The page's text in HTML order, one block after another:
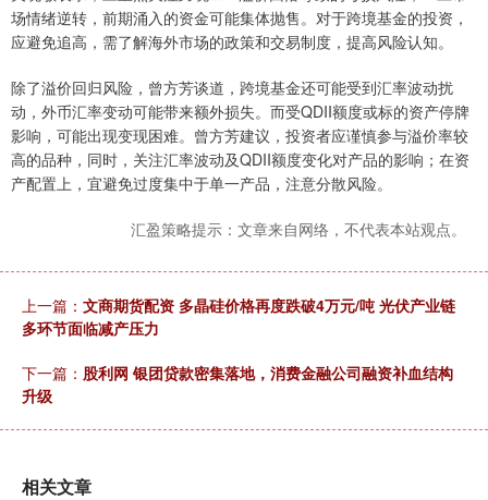
场情绪逆转，前期涌入的资金可能集体抛售。对于跨境基金的投资，
应避免追高，需了解海外市场的政策和交易制度，提高风险认知。
除了溢价回归风险，曾方芳谈道，跨境基金还可能受到汇率波动扰
动，外币汇率变动可能带来额外损失。而受QDII额度或标的资产停牌
影响，可能出现变现困难。曾方芳建议，投资者应谨慎参与溢价率较
高的品种，同时，关注汇率波动及QDII额度变化对产品的影响；在资
产配置上，宜避免过度集中于单一产品，注意分散风险。
汇盈策略提示：文章来自网络，不代表本站观点。
上一篇： 文商期货配资 多晶硅价格再度跌破4万元/吨 光伏产业链
多环节面临减产压力
下一篇： 股利网 银团贷款密集落地，消费金融公司融资补血结构
升级
相关文章